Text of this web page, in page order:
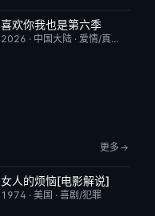
昨日更新
喜欢你我也是第六季
2026 · 中国大陆· 爱情/真人秀
更多
已完结 7.7
女人的烦恼[电影解说]
1974 · 美国 · 喜剧/犯罪